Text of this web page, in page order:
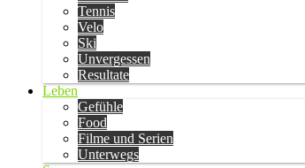
Tennis
Velo
Ski
Unvergessen
Resultate
Leben
Gefühle
Food
Filme und Serien
Unterwegs